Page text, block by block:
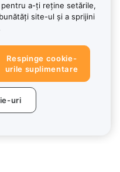
a-ți reține setările,
site-ul și a sprijini
Respinge cookie-
urile suplimentare
uri